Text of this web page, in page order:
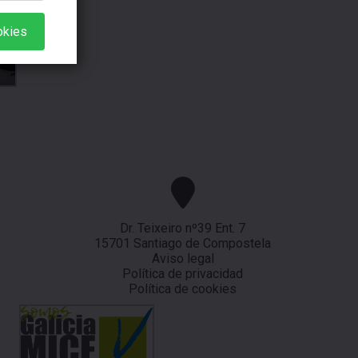
Dr. Teixeiro nº39 Ent. 7
15701 Santiago de Compostela
Aviso legal
Política de privacidad
Política de cookies